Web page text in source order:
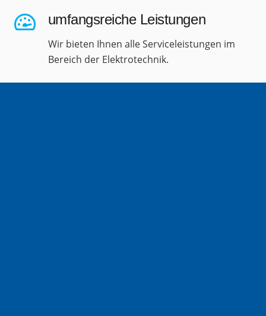
umfangsreiche Leistungen
Wir bieten Ihnen alle Serviceleistungen im
Bereich der Elektrotechnik.